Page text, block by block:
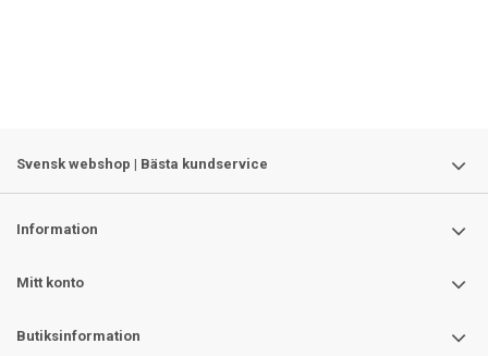
Svensk webshop | Bästa kundservice
Information
Mitt konto
Butiksinformation